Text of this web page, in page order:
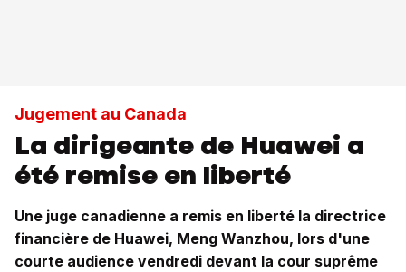
Jugement au Canada
La dirigeante de Huawei a
été remise en liberté
Une juge canadienne a remis en liberté la directrice
financière de Huawei, Meng Wanzhou, lors d'une
courte audience vendredi devant la cour suprême